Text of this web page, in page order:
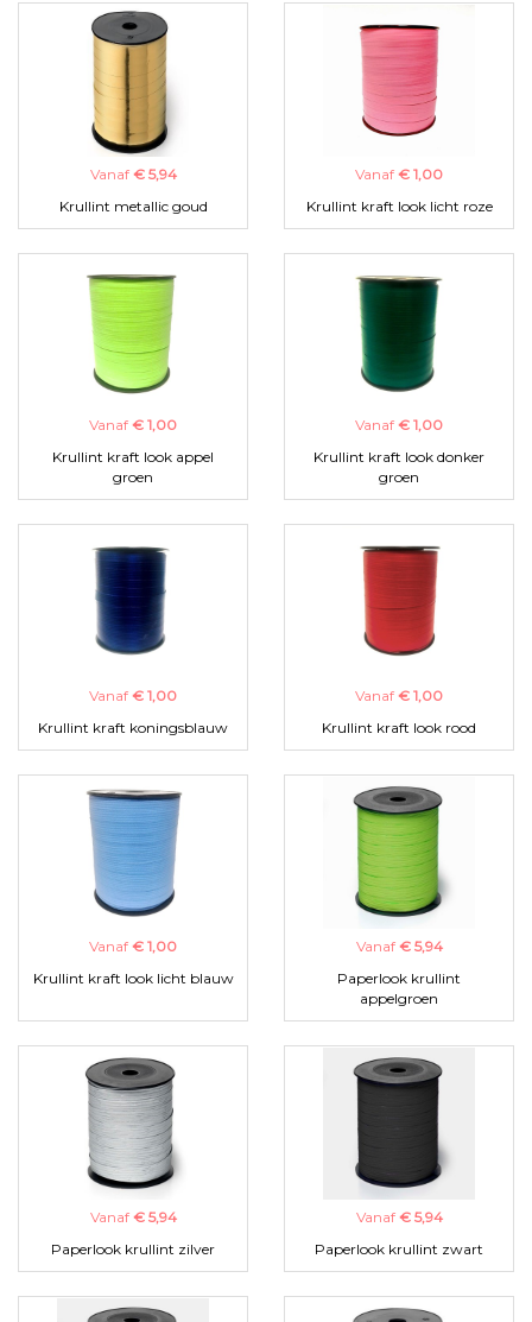
Vanaf € 5,94
Krullint metallic goud
Vanaf € 1,00
Krullint kraft look licht roze
Vanaf € 1,00
Krullint kraft look appel
groen
Vanaf € 1,00
Krullint kraft look donker
groen
Vanaf € 1,00
Krullint kraft koningsblauw
Vanaf € 1,00
Krullint kraft look rood
Vanaf € 1,00
Krullint kraft look licht blauw
Vanaf € 5,94
Paperlook krullint
appelgroen
Vanaf € 5,94
Paperlook krullint zilver
Vanaf € 5,94
Paperlook krullint zwart